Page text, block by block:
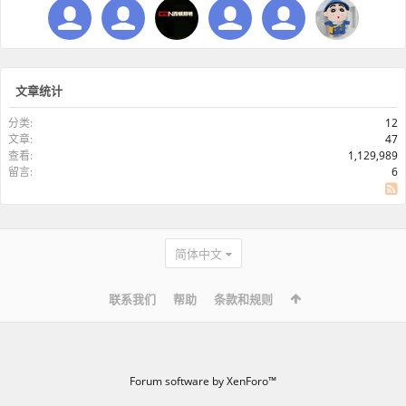
文章统计
分类:
12
文章:
47
查看:
1,129,989
留言:
6
简体中文
联系我们 帮助 条款和规则
Forum software by XenForo™